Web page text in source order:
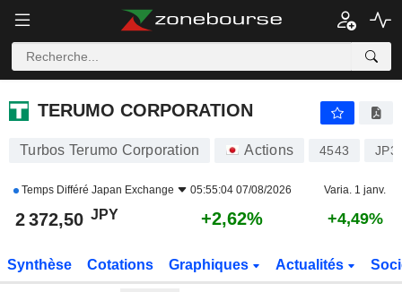
TERUMO CORPORATION
TERUMO CORPORATION
Turbos Terumo Corporation Actions 4543
Temps Différé Japan Exchange 05:55:04 07/08/2026 Varia. 1 janv.
2 372,50 JPY +2,62% +4,49%
Synthèse Cotations Graphiques Actualités